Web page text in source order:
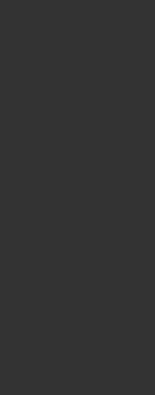
SEE MORE OPTIONS
ミニドレス